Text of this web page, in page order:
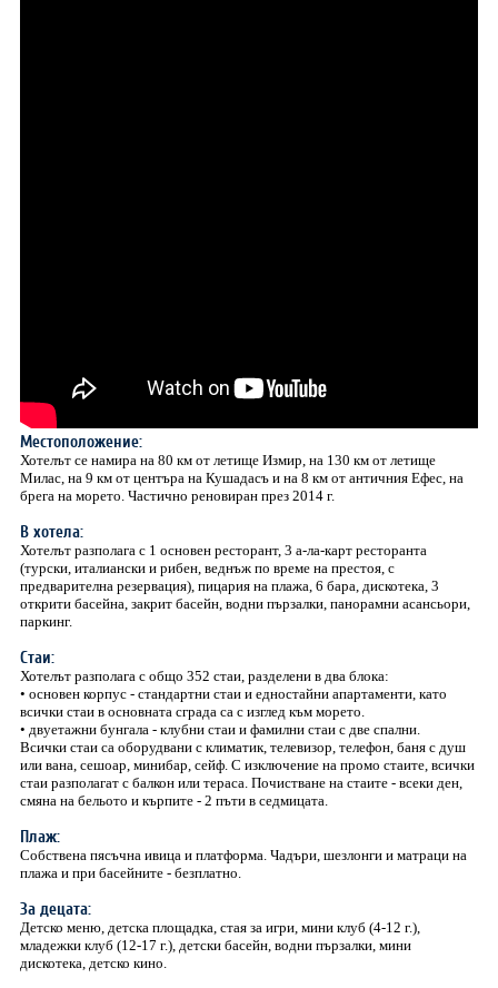
Местоположение:
Хотелът се намира на 80 км от летище Измир, на 130 км от летище
Милас, на 9 км от центъра на Кушадасъ и на 8 км от античния Ефес, на
брега на морето. Частично реновиран през 2014 г.
В хотела:
Хотелът разполага с 1 основен ресторант, 3 а-ла-карт ресторанта
(турски, италиански и рибен, веднъж по време на престоя, с
предварителна резервация), пицария на плажа, 6 бара, дискотека, 3
открити басейна, закрит басейн, водни пързалки, панорамни асансьори,
паркинг.
Стаи:
Хотелът разполага с общо 352 стаи, разделени в два блока:
• основен корпус - стандартни стаи и едностайни апартаменти, като
всички стаи в основната сграда са с изглед към морето.
• двуетажни бунгала - клубни стаи и фамилни стаи с две спални.
Всички стаи са оборудвани с климатик, телевизор, телефон, баня с душ
или вана, сешоар, минибар, сейф. С изключение на промо стаите, всички
стаи разполагат с балкон или тераса. Почистване на стаите - всеки ден,
смяна на бельото и кърпите - 2 пъти в седмицата.
Плаж:
Собствена пясъчна ивица и платформа. Чадъри, шезлонги и матраци на
плажа и при басейните - безплатно.
За децата:
Детско меню, детска площадка, стая за игри, мини клуб (4-12 г.),
младежки клуб (12-17 г.), детски басейн, водни пързалки, мини
дискотека, детско кино.